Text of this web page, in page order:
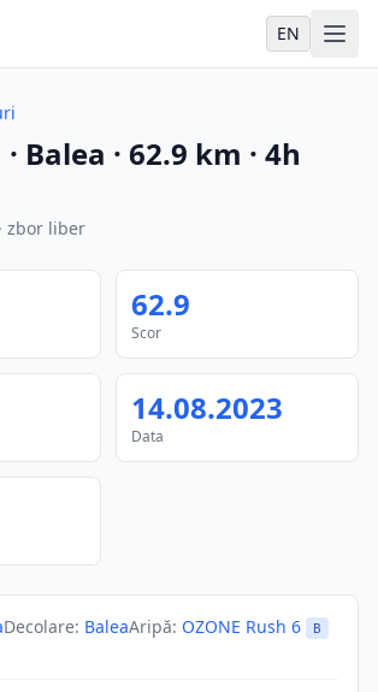
EN
· Balea · 62.9 km · 4h
· zbor liber
62.9
Scor
14.08.2023
Data
Decolare: BaleaAripă: OZONE Rush 6 B